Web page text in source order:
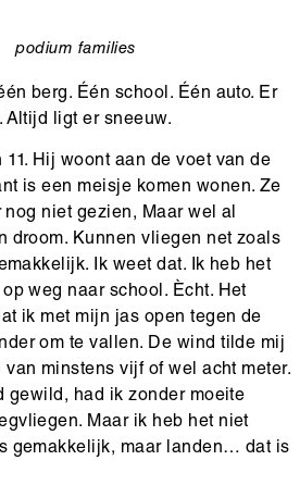
podium families
berg. Één school. Één auto. Er
Altijd ligt er sneeuw.
11. Hij woont aan de voet van de
is een meisje komen wonen. Ze
nog niet gezien, Maar wel al
droom. Kunnen vliegen net zoals
Ik weet dat. Ik heb het
weg naar school. Ècht. Het
ik met mijn jas open tegen de
om te vallen. De wind tilde mij
van minstens vijf of wel acht meter.
gewild, had ik zonder moeite
Maar ik heb het niet
gemakkelijk, maar landen… dat is